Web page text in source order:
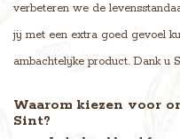
verbeteren we de
jij met een extra goed gevoel
ambachtelijke product. Dank u
Waarom kiezen voor
Sint?